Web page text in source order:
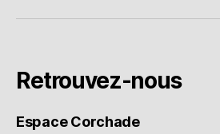
Retrouvez-nous
Espace Corchade